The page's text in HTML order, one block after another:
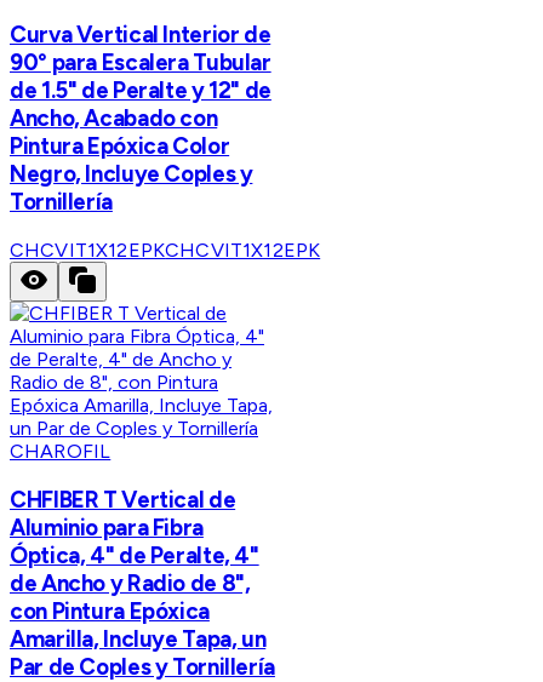
Curva Vertical Interior de
90° para Escalera Tubular
de 1.5" de Peralte y 12" de
Ancho, Acabado con
Pintura Epóxica Color
Negro, Incluye Coples y
Tornillería
CHCVIT1X12EPKCHCVIT1X12EPK
CHAROFIL
CHFIBER T Vertical de
Aluminio para Fibra
Óptica, 4" de Peralte, 4"
de Ancho y Radio de 8",
con Pintura Epóxica
Amarilla, Incluye Tapa, un
Par de Coples y Tornillería